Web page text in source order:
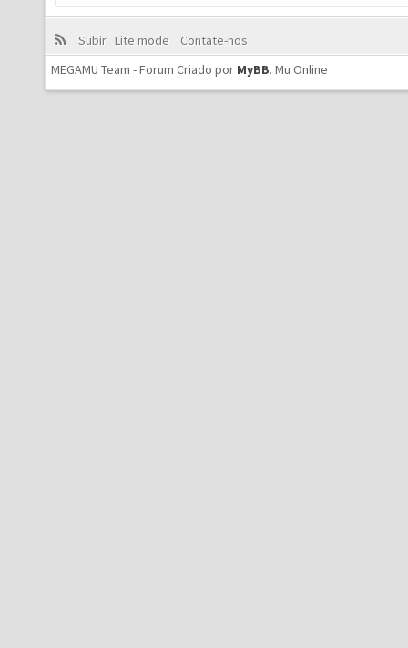
Subir Lite mode
Contate-nos
MEGAMU Team - Forum Criado por MyBB. Mu Online